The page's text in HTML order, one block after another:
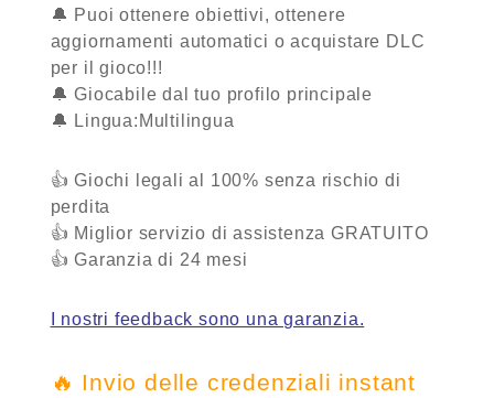
🔔 Puoi ottenere obiettivi, ottenere
aggiornamenti automatici o acquistare DLC
per il gioco!!!
🔔 Giocabile dal tuo profilo principale
🔔 Lingua:Multilingua
👍 Giochi legali al 100% senza rischio di
perdita
👍 Miglior servizio di assistenza GRATUITO
👍 Garanziadi 24 mesi
I nostri feedback sono una garanzia.
🔥 Invio delle credenziali instant